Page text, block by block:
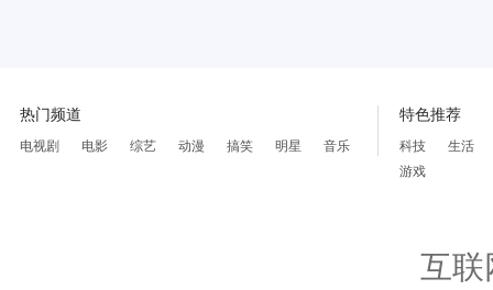
热门频道
电视剧 电影 综艺 动漫 搞笑 明星 音乐
特色推荐
科技
生活
游戏
互联